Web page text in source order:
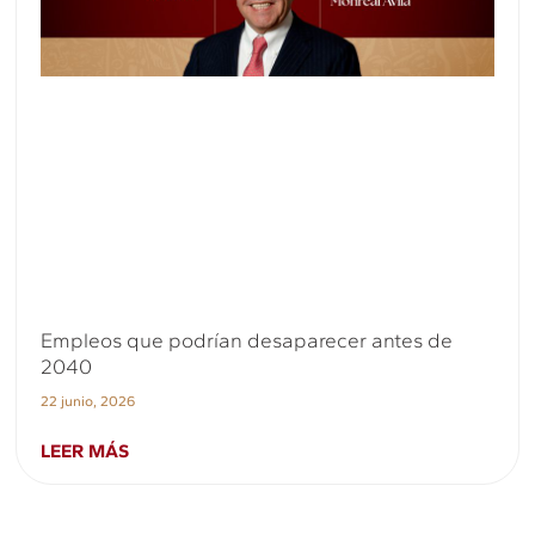
Empleos que podrían desaparecer antes de
2040
22 junio, 2026
LEER MÁS